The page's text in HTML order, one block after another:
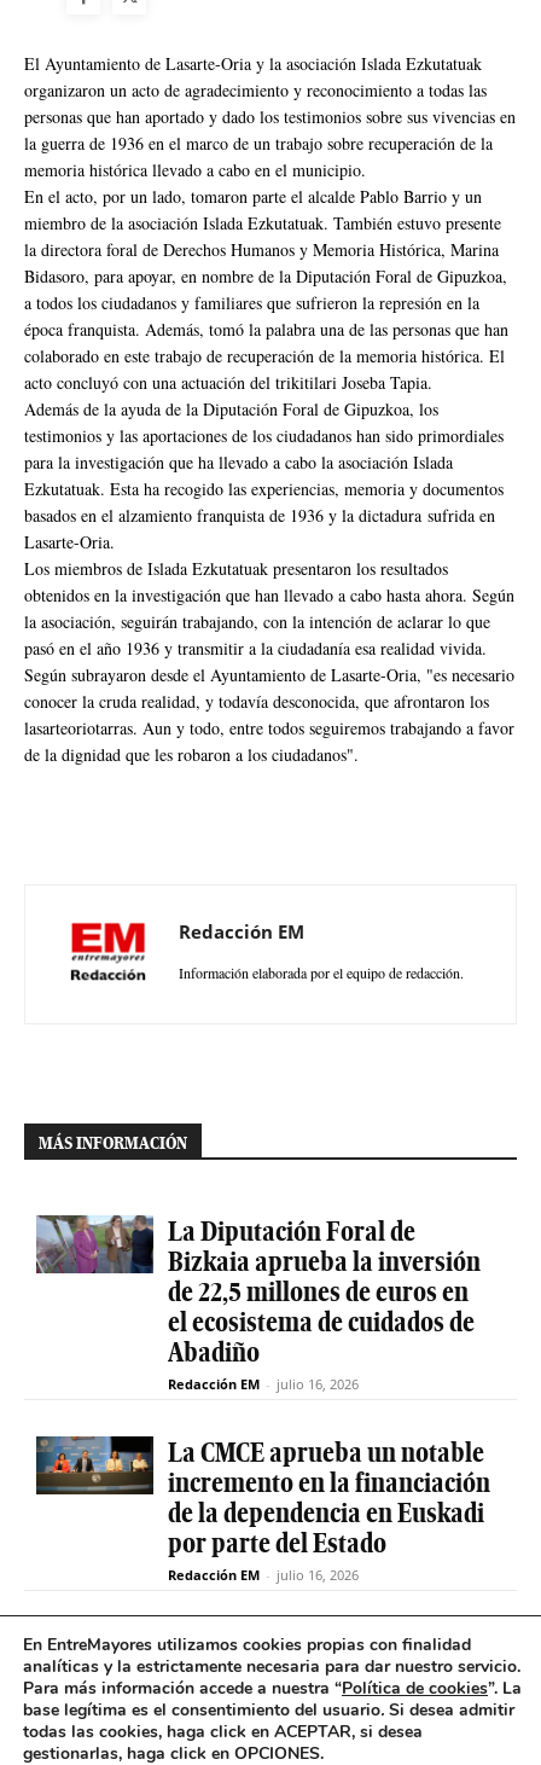
El Ayuntamiento de Lasarte-Oria y la asociación Islada Ezkutatuak
organizaron un acto de agradecimiento y reconocimiento a todas las
personas que han aportado y dado los testimonios sobre sus vivencias en
la guerra de 1936 en el marco de un trabajo sobre recuperación de la
memoria histórica llevado a cabo en el municipio.
En el acto, por un lado, tomaron parte el alcalde Pablo Barrio y un
miembro de la asociación Islada Ezkutatuak. También estuvo presente
la directora foral de Derechos Humanos y Memoria Histórica, Marina
Bidasoro, para apoyar, en nombre de la Diputación Foral de Gipuzkoa,
a todos los ciudadanos y familiares que sufrieron la represión en la
época franquista. Además, tomó la palabra una de las personas que han
colaborado en este trabajo de recuperación de la memoria histórica. El
acto concluyó con una actuación del trikitilari Joseba Tapia.
Además de la ayuda de la Diputación Foral de Gipuzkoa, los
testimonios y las aportaciones de los ciudadanos han sido primordiales
para la investigación que ha llevado a cabo la asociación Islada
Ezkutatuak. Esta ha recogido las experiencias, memoria y documentos
basados en el alzamiento franquista de 1936 y la dictadura sufrida en
Lasarte-Oria.
Los miembros de Islada Ezkutatuak presentaron los resultados
obtenidos en la investigación que han llevado a cabo hasta ahora. Según
la asociación, seguirán trabajando, con la intención de aclarar lo que
pasó en el año 1936 y transmitir a la ciudadanía esa realidad vivida.
Según subrayaron desde el Ayuntamiento de Lasarte-Oria, "es necesario
conocer la cruda realidad, y todavía desconocida, que afrontaron los
lasarteoriotarras. Aun y todo, entre todos seguiremos trabajando a favor
de la dignidad que les robaron a los ciudadanos".
Redacción EM
Información elaborada por el equipo de redacción.
MÁS INFORMACIÓN
La Diputación Foral de
Bizkaia aprueba la inversión
de 22,5 millones de euros en
el ecosistema de cuidados de
Abadiño
Redacción EM - julio 16, 2026
La CMCE aprueba un notable
incremento en la financiación
de la dependencia en Euskadi
por parte del Estado
Redacción EM - julio 16, 2026
El servicio de teleasistencia
betiON prueba un nuevo
sistema de mensajes de voz
para avisos excepcionales
En EntreMayores utilizamos cookies propias con finalidad
analíticas y la estrictamente necesaria para dar nuestro servicio.
Para más información accede a nuestra “Política de cookies”. La
base legítima es el consentimiento del usuario. Si desea admitir
todas las cookies, haga click en ACEPTAR, si desea
gestionarlas, haga click en OPCIONES.